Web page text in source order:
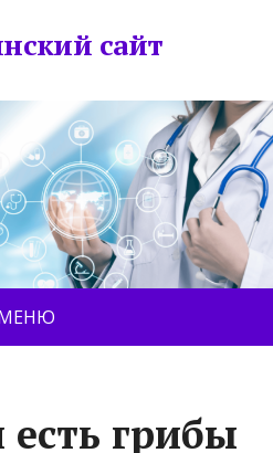
сайт
грибы